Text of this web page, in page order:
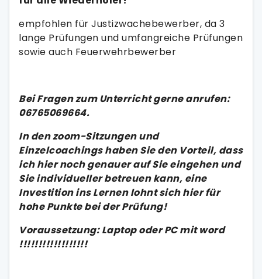
empfohlen für Justizwachebewerber, da 3
lange Prüfungen und umfangreiche Prüfungen
sowie auch Feuerwehrbewerber
Bei Fragen zum Unterricht gerne anrufen:
06765069664.
In den zoom-Sitzungen und
Einzelcoachings haben Sie den Vorteil, dass
ich hier noch genauer auf Sie eingehen und
Sie individueller betreuen kann, eine
Investition ins Lernen lohnt sich hier für
hohe Punkte bei der Prüfung!
Voraussetzung: Laptop oder PC mit word
!!!!!!!!!!!!!!!!!!